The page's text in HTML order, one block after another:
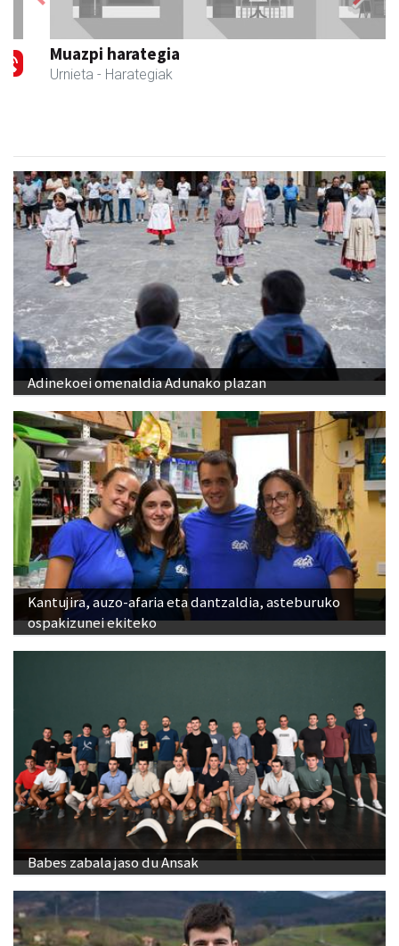
Muazpi harategia
Urnieta - Harategiak
Previous Next
Adinekoei omenaldia Adunako plazan
Kantujira, auzo-afaria eta dantzaldia, asteburuko
ospakizunei ekiteko
Babes zabala jaso du Ansak